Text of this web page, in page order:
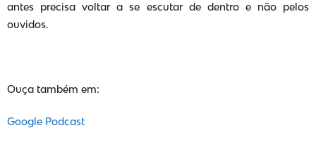
antes precisa voltar a se escutar de dentro e não pelos
ouvidos.
Ouça também em:
Google Podcast